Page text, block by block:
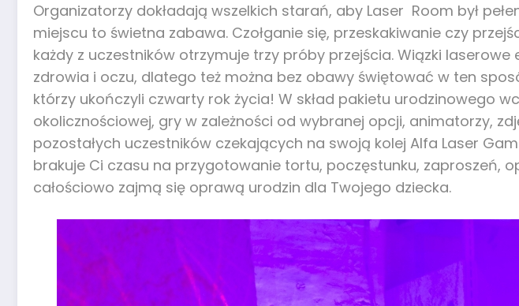
Organizatorzy dokładają wszelkich starań, aby Laser Room był
miejscu to świetna zabawa. Czołganie się, przeskakiwanie czy
każdy z uczestników otrzymuje trzy próby przejścia. Wiązki
zdrowia i oczu, dlatego też można bez obawy świętować w ten
którzy ukończyli czwarty rok życia! W skład pakietu urodzinowego
okolicznościowej, gry w zależności od wybranej opcji, animatorzy,
pozostałych uczestników czekających na swoją kolej Alfa Laser
brakuje Ci czasu na przygotowanie tortu, poczęstunku, zaproszeń,
całościowo zajmą się oprawą urodzin dla Twojego dziecka.